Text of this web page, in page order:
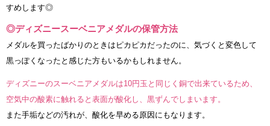
すめします◎
◎ディズニースーベニアメダルの保管方法
メダルを買ったばかりのときはピカピカだったのに、気づくと変色して
黒っぽくなったと感じた方もいるかもしれません。
ディズニーのスーベニアメダルは10円玉と同じく銅で出来ているため、
空気中の酸素に触れると表面が酸化し、黒ずんでしまいます。
また手垢などの汚れが、酸化を早める原因にもなります。